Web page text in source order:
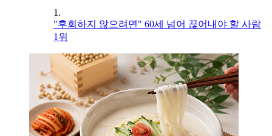
1.
"후회하지 않으려면" 60세 넘어 끊어내야 할 사람
1위